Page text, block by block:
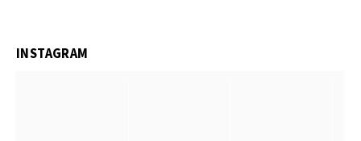
INSTAGRAM